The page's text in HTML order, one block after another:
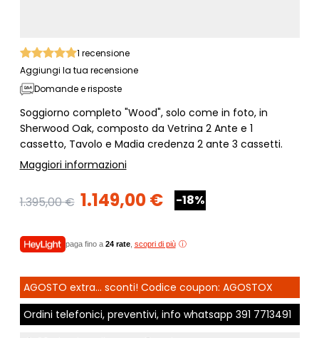
1 recensione
Aggiungi la tua recensione
Domande e risposte
Soggiorno completo "Wood", solo come in foto, in
Sherwood Oak, composto da Vetrina 2 Ante e 1
cassetto, Tavolo e Madia credenza 2 ante 3 cassetti.
Maggiori informazioni
1.395,00 € 1.149,00 € -18%
paga fino a 24 rate, scopri di più
AGOSTO extra... sconti! Codice coupon: AGOSTOX
Ordini telefonici, preventivi, info whatsapp 391 7713491